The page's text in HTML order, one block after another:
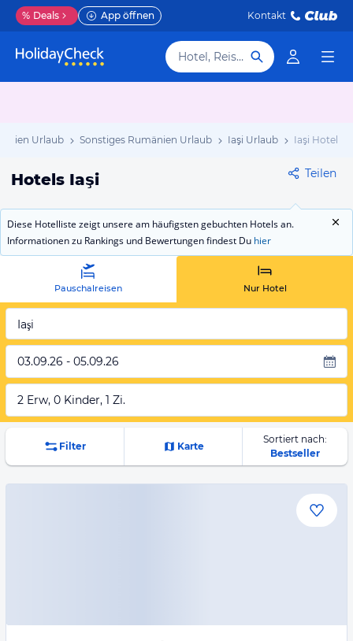
% Deals App öffnen Kontakt
Hotel, Reiseziel
Urlaub Sonstiges Rumänien Urlaub Iaşi Urlaub Iaşi Hotels
Hotels Iaşi Teilen
Diese Hotelliste zeigt unsere am häufigsten gebuchten Hotels an.
Informationen zu Rankings und Bewertungen findest Du hier
Pauschalreisen Nur Hotel
Iaşi
03.09.26 - 05.09.26
2 Erw, 0 Kinder, 1 Zi.
Filter Karte
Sortiert nach:
Bestseller